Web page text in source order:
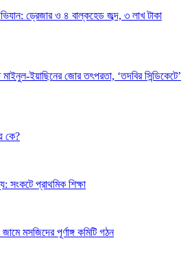
ড্রেজার ও ৪ বাল্কহেড জব্দ, ৩ লাখ টাকা
ইয়াছিনের জোর তৎপরতা, ‘তদবির সিন্ডিকেটে’
কে?
সংকটে প্রাথমিক শিক্ষা
মসজিদের পূর্ণাঙ্গ কমিটি গঠন